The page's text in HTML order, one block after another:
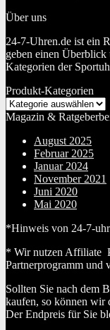
Über uns
24-7-Uhren.de ist ein
geben einen Überblick
Kategorien der
Produkt-Kategorien
Magazin &
August 2025
Februar 2025
Januar 2024
November 2021
Juni 2020
Mai 2020
*Hinweis von 24-7-
* Wir nutzen Affiliate
Partnerprogramm und
Sollten Sie nach dem
kaufen, so können wir
Der Endpreis für Sie